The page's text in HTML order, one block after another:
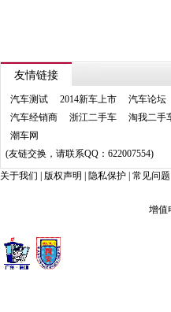
友情链接
汽车测试 2014新车上市 汽车论坛
汽车经销商
浙江二手车 淘我二手
潮车网
(友链交换，请联系QQ：622007554)
关于我们
版权声明 隐私保护 常见问题
增值